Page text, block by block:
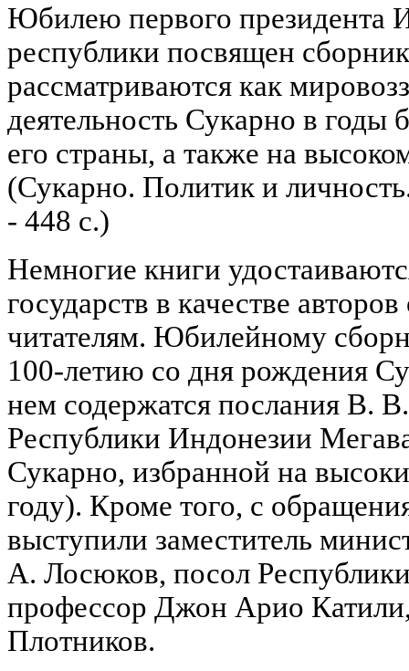
Юбилею первого президента
республики посвящен
рассматриваются как
деятельность Сукарно в годы
его страны, а также на
(Сукарно. Политик и
- 448 с.)
Немногие книги
государств в качестве
читателям. Юбилейному
100-летию со дня рождения
нем содержатся послания В.
Республики Индонезии
Сукарно, избранной на
году). Кроме того, с
выступили заместитель
А. Лосюков, посол
профессор Джон Арио
Плотников.